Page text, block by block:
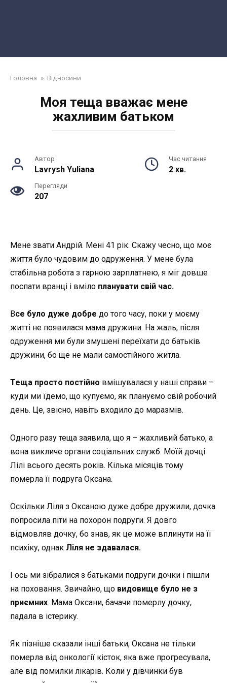
Головна » Відносини
Моя теща вважає мене
жахливим батьком
Автор
Lavrysh Yuliana
Час читання
2 хв.
Перегляди
207
Мене звати Андрій. Мені 41 рік. Скажу чесно, що моє
життя було чудовим до одруження. У мене була
стабільна робота з гарною зарплатнею, я міг довше
поспати вранці і вміло планувати свій час.
Все було дуже добре до того часу, поки у моєму
житті не появилася мама дружини. На жаль, після
одруження ми були змушені переїхати до батьків
дружини, бо ще не мали самостійного житла.
Теща просто постійно вмішувалася у наші справи –
куди ми їдемо, що купуємо, як плануємо свій робочий
день. Це, звісно, навіть входило до маразмів.
Одного разу теща заявила, що я – жахливий батько, а
вона викличе органи соціальних служб. Моїй дочці
Лілі всього десять років. Кілька місяців тому
померла її подруга Оксана.
Оскільки Ліля з Оксаною дуже добре дружили, дочка
попросила піти на похорон подруги. Я довго
відмовляв дочку, бо знав, як це може вплинути на її
психіку, однак Ліля не здавалася.
І ось ми зібралися з батьками подруги дочки і пішли
на поховання. Звичайно, що видовище було не з
приємних. Мама Оксани, бачачи померлу дочку,
падала в істерику.
Як пізніше сказали інші батьки, Оксана не тільки
померла від онкології кісток, яка вже прогресувала,
але від помилки лікарів. Коли у дівчинки був